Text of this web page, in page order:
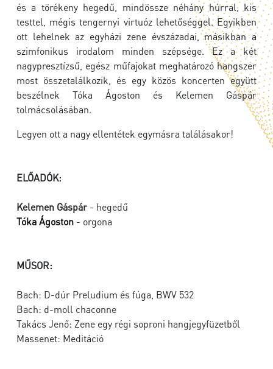
és a törékeny hegedű, mindössze néhány húrral, kis
testtel, mégis tengernyi virtuóz lehetőséggel. Egyikben
ott lehelnek az egyházi zene évszázadai, másikban a
szimfonikus irodalom minden szépsége. Ez a két
nagypresztízsű, egész műfajokat meghatározó hangszer
most összetalálkozik, és egy közös koncerten együtt
beszélnek Tóka Ágoston és Kelemen Gáspár
tolmácsolásában.
Legyen ott a nagy ellentétek egymásra találásakor!
ELŐADÓK:
Kelemen Gáspár- hegedű
Tóka Ágoston - orgona
MŰSOR:
Bach: D-dúr Preludium és fúga, BWV 532
Bach: d-moll chaconne
Takács Jenő: Zene egy régi soproni hangjegyfüzetből
Massenet: Meditáció